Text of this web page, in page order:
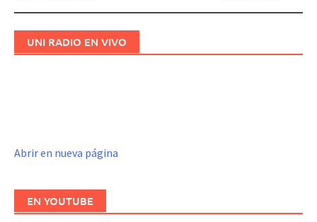
UNI RADIO EN VIVO
Abrir en nueva página
EN YOUTUBE